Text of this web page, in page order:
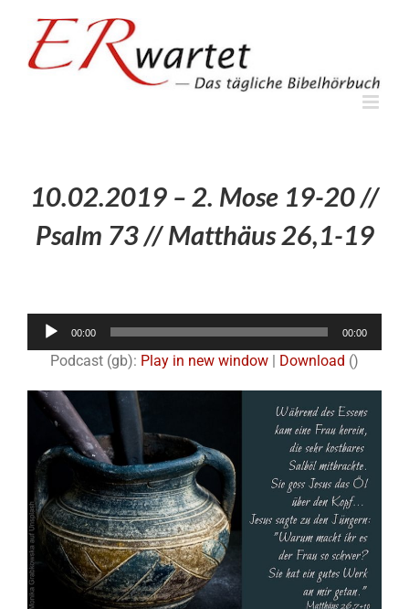
springen
10.02.2019 – 2. Mose 19-20 //
Psalm 73 // Matthäus 26,1-19
Audio-
00:00 00:00
Podcast (gb): Play in new window Download ()